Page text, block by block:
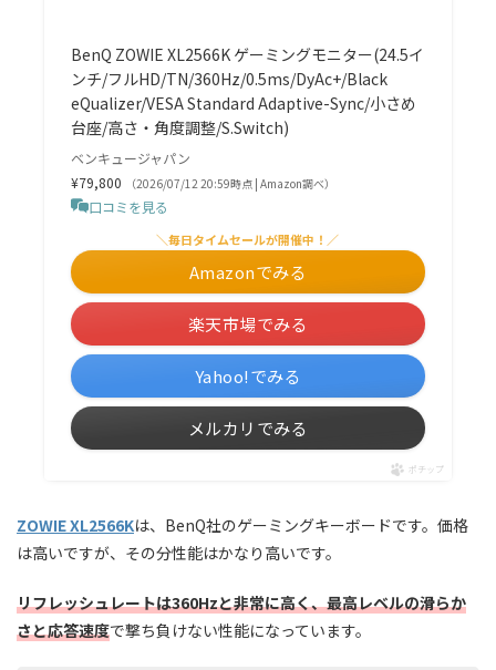
BenQ ZOWIE XL2566K ゲーミングモニター(24.5イ
ンチ/フルHD/TN/360Hz/0.5ms/DyAc+/Black
eQualizer/VESA Standard Adaptive-Sync/小さめ
台座/高さ・角度調整/S.Switch)
ベンキュージャパン
¥79,800
（2026/07/12 20:59時点 | Amazon調べ）
口コミを見る
＼毎日タイムセールが開催中！／
Amazonでみる
楽天市場でみる
Yahoo!でみる
メルカリでみる
ポチップ
ZOWIE XL2566Kは、BenQ社のゲーミングキーボードです。価格
は高いですが、その分性能はかなり高いです。
リフレッシュレートは360Hzと非常に高く、最高レベルの滑らか
さと応答速度で撃ち負けない性能になっています。